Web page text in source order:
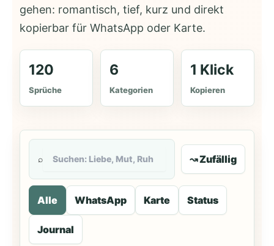
gehen: romantisch, tief, kurz und direkt
kopierbar für WhatsApp oder Karte.
120
Sprüche
6
Kategorien
1 Klick
Kopieren
⌕ ↝ Zufällig
Alle WhatsApp Karte Status
Journal